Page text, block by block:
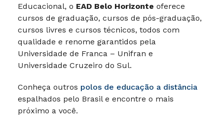
Educacional, o EAD Belo Horizonte oferece
cursos de graduação, cursos de pós-graduação,
cursos livres e cursos técnicos, todos com
qualidade e renome garantidos pela
Universidade de Franca – Unifran e
Universidade Cruzeiro do Sul.
Conheça outros polos de educação a distância
espalhados pelo Brasil e encontre o mais
próximo a você.